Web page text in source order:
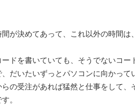
が決めてあって、これ以外の時間は
ドを書いていても、そうでないコ
だいたいずっとパソコンに向かって
の受注があれば猛然と仕事をして
。